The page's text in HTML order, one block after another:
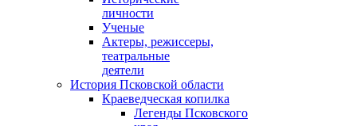
личности
Ученые
Актеры, режиссеры,
театральные
деятели
История Псковской области
Краеведческая копилка
Легенды Псковского